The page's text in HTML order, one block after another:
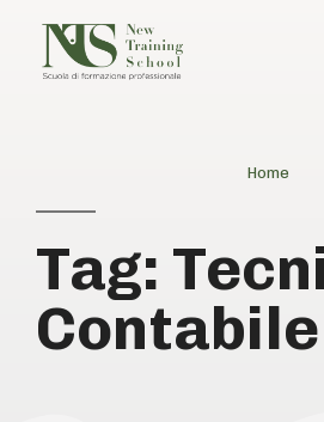
Home
Tag:
Contabile